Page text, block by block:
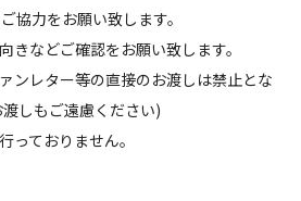
協力をお願い致します。
などご確認をお願い致します。
ンレター等の直接のお渡しは禁止とな
しもご遠慮ください)
ておりません。